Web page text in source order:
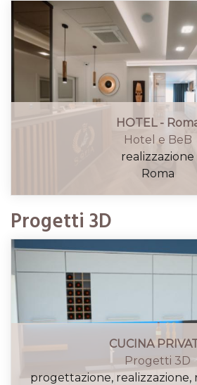
HOTEL -
Hotel e BeB
realizzazione
Roma
Progetti 3D
CUCINA
Progetti 3D
progettazione,